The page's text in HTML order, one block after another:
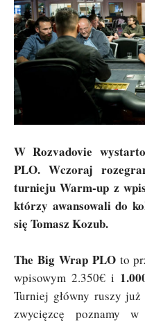
W Rozvadovie
PLO. Wczoraj
turnieju Warm-up z
którzy awansowali do
się Tomasz Kozub.
The Big Wrap PLOto
wpisowym 2.350€ i
Turniej główny ruszy
zwycięzcę poznamy